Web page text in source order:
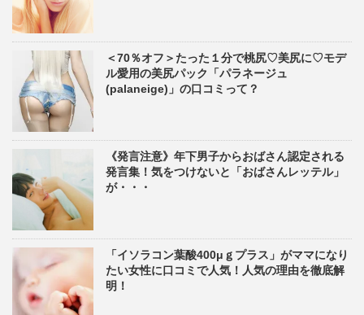
＜70％オフ＞たった１分で桃尻♡美尻に♡モデ
ル愛用の美尻パック「パラネージュ
(palaneige)」の口コミって？
《発言注意》年下男子からおばさん認定される
発言集！気をつけないと「おばさんレッテル」
が・・・
「イソラコン葉酸400μｇプラス」がママになり
たい女性に口コミで人気！人気の理由を徹底解
明！